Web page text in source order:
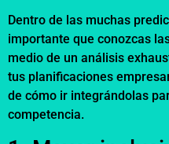
Dentro de las muchas
importante que conozcas
medio de un análisis
tus planificaciones
de cómo ir integrándolas
competencia.